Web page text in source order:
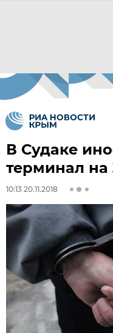
В Судаке
терминал на
10:13 20.11.2018